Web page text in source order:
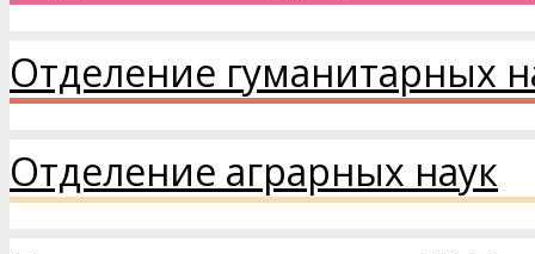
Отделение гуманитарных
Отделение аграрных наук